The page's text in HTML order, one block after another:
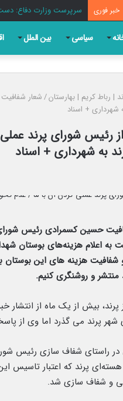
خبر فوری سرپرست وزارت دفاع:
سیاسی بین الملل
| رباط کریم | بهارستان/شعار
رئیس شورای پرند
حسین کسمرادی رئیس
اعلام هزینه‌های بوستان
شفافیت هزینه های این بوستان
منتشر و روشنگری کنیم.
پرند، بیش از یک ماه از
پرند می گذرد اما وی از
راستای شفاف سازی رئیس
و شفاف سازی شد.